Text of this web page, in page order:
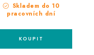
Skladem do 10
pracovních dní